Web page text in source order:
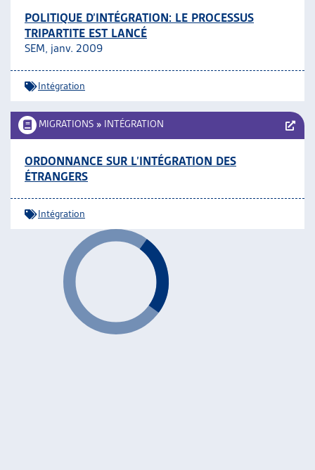
POLITIQUE D’INTÉGRATION: LE PROCESSUS
TRIPARTITE EST LANCÉ
SEM, janv. 2009
Intégration
MIGRATIONS » INTÉGRATION
ORDONNANCE SUR L’INTÉGRATION DES
ÉTRANGERS
Intégration